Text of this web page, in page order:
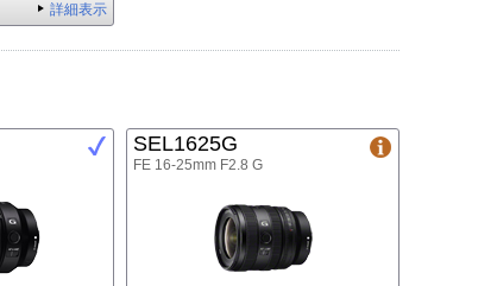
詳細表示
SEL1625G
FE 16-25mm F2.8 G